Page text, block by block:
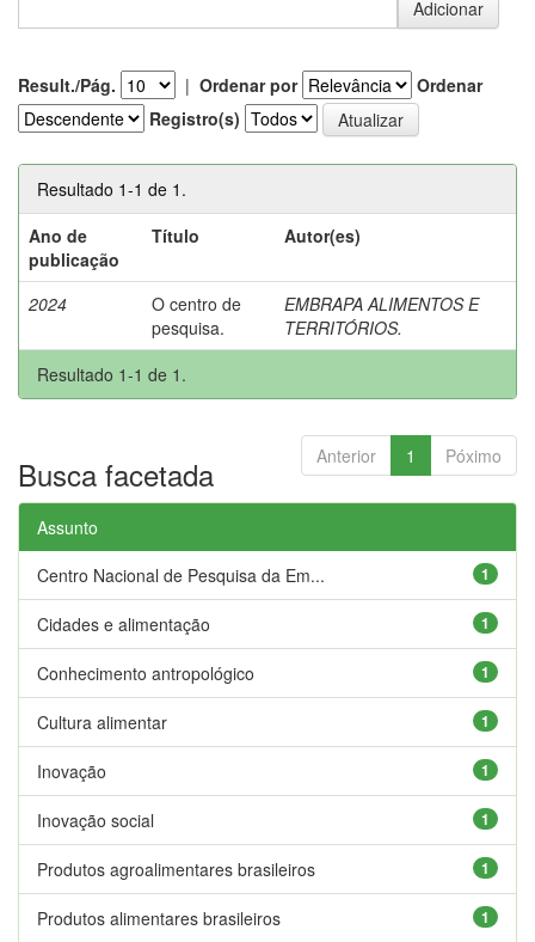
Result./Pág. | Ordenar por
Ordenar
Registro(s)
Resultado 1-1 de 1.
Ano de
publicação
Título Autor(es)
2024
O centro de
pesquisa.
EMBRAPA ALIMENTOS E
TERRITÓRIOS.
Resultado 1-1 de 1.
Anterior 1 Póximo
Busca facetada
Assunto
1
Centro Nacional de Pesquisa da Em...
1
Cidades e alimentação
1
Conhecimento antropológico
1
Cultura alimentar
1
Inovação
1
Inovação social
1
Produtos agroalimentares brasileiros
1
Produtos alimentares brasileiros